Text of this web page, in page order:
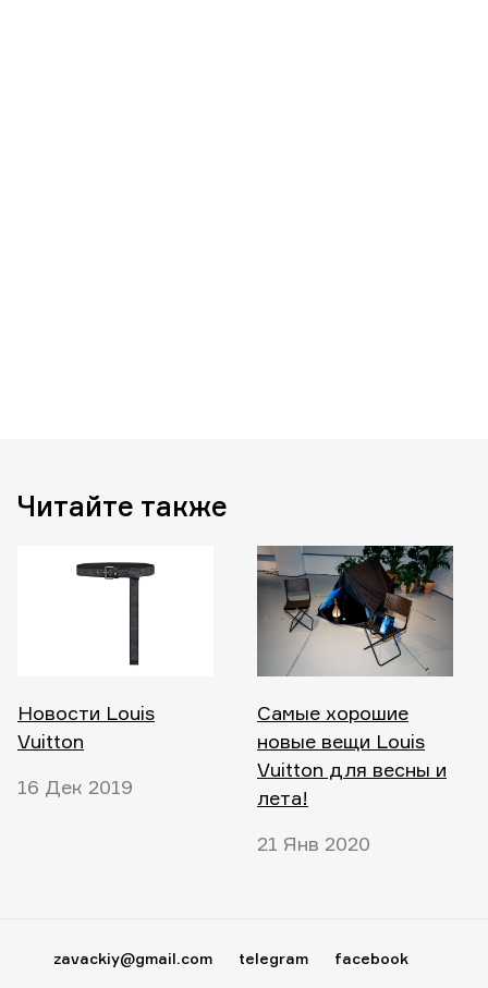
Читайте также
Новости Louis
Vuitton
16 Дек 2019
Самые хорошие
новые вещи Louis
Vuitton для весны и
лета!
21 Янв 2020
zavackiy@gmail.com telegram
facebook